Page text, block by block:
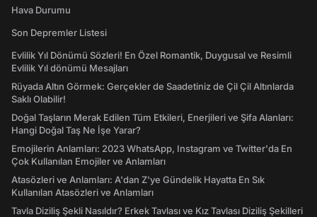
Hava Durumu
Son Depremler Listesi
Evlilik Yıl Dönümü Sözleri! En Özel Romantik, Duygusal ve Resimli
Evlilik Yıl dönümü Mesajları
Rüyada Altın Görmek: Gerçekler de Saadetiniz de Çil Çil Altınlarda
Saklı Olabilir!
Doğal Taşların Merak Edilen Tüm Etkileri, Enerjileri ve Şifa Alanları:
Hangi Doğal Taş Ne İşe Yarar?
Emojilerin Anlamları: 2023 WhatsApp, Instagram ve Twitter'da En
Çok Kullanılan Emojiler ve Anlamları
Atasözleri ve Anlamları: A'dan Z'ye Gündelik Hayatta En Sık
Kullanılan Atasözleri ve Anlamları
Tavla Diziliş Şekli Nasıldır? Erkek Tavlası ve Kız Tavlası Diziliş Şekilleri